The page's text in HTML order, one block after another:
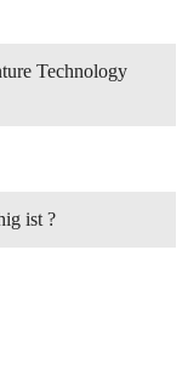
Technology
ist ?